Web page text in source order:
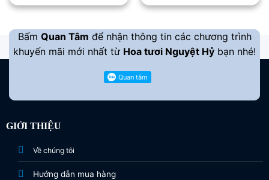
1.100.000 ₫.
Bấm Quan Tâm để nhận thông tin các chương trình
khuyến mãi mới nhất từ Hoa tươi Nguyệt Hỷ bạn nhé!
GIỚI THIỆU
Về chúng tôi
Hướng dẫn mua hàng